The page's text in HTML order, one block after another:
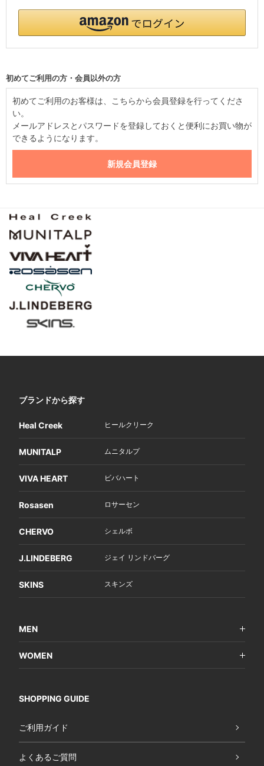
初めてご利用の方・会員以外の方
初めてご利用のお客様は、こちらから会員登録を行ってくださ
い。
メールアドレスとパスワードを登録しておくと便利にお買い物が
できるようになります。
ブランドから探す
Heal Creek ヒールクリーク
MUNITALP ムニタルプ
VIVA HEART ビバハート
Rosasen ロサーセン
CHERVO シェルボ
J.LINDEBERG ジェイ リンドバーグ
SKINS スキンズ
MEN
WOMEN
SHOPPING GUIDE
ご利用ガイド
よくあるご質問